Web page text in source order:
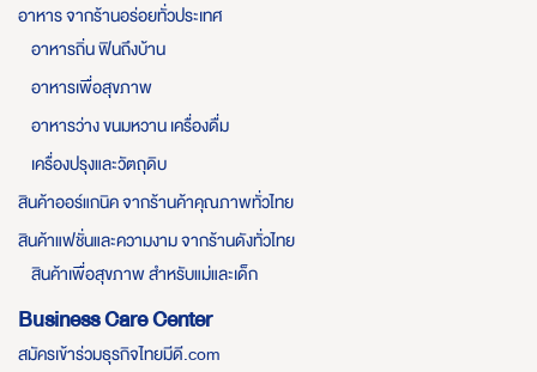
อาหาร จากร้านอร่อยทั่วประเทศ
อาหารถิ่น ฟินถึงบ้าน
อาหารเพื่อสุขภาพ
อาหารว่าง ขนมหวาน เครื่องดื่ม
เครื่องปรุงและวัตถุดิบ
สินค้าออร์แกนิค จากร้านค้าคุณภาพทั่วไทย
สินค้าแฟชั่นและความงาม จากร้านดังทั่วไทย
สินค้าเพื่อสุขภาพ สำหรับแม่และเด็ก
Business Care Center
สมัครเข้าร่วมธุรกิจไทยมีดี.com